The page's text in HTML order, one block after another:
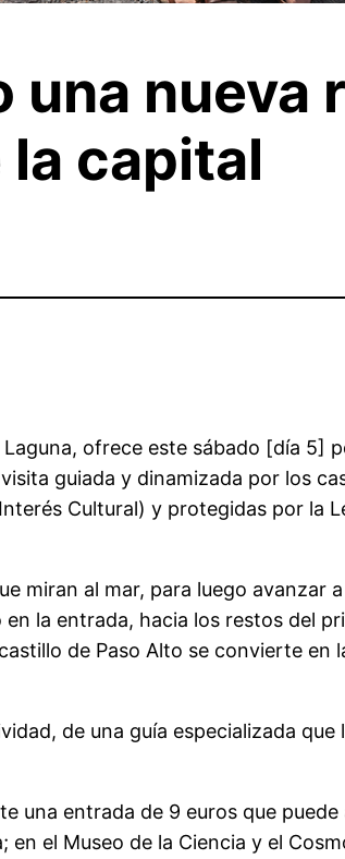
una nueva
capital
ofrece este sábado [día 5]
guiada y dinamizada por los
Cultural) y protegidas por la
miran al mar, para luego avanzar
la entrada, hacia los restos del
de Paso Alto se convierte en
de una guía especializada
una entrada de 9 euros que puede
el Museo de la Ciencia y el